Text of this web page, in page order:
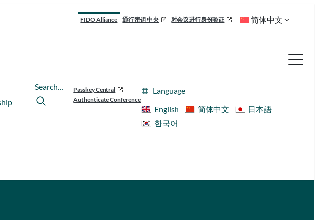
FIDO Alliance 通行密钥 中央 对会议进行身份验证 简体中文
Search…
Passkey Central
Authenticate Conference
Language
English
简体中文
日本語
한국어